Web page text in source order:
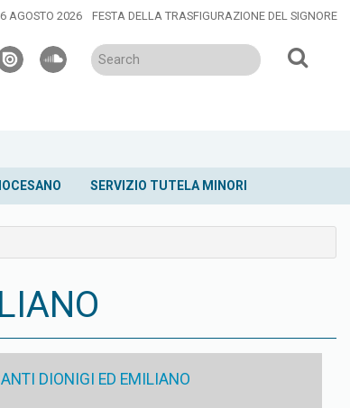
AGOSTO 2026 FESTA DELLA TRASFIGURAZIONE DEL SIGNORE
issuusoundcloud
SERVIZIO TUTELA MINORI
DIONIGI ED EMILIANO